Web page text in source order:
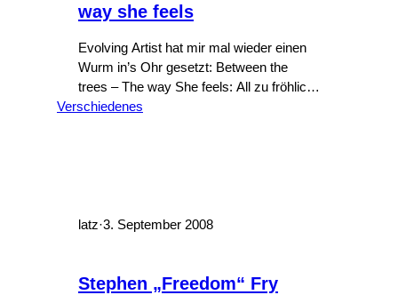
way she feels
Evolving Artist hat mir mal wieder einen
Wurm in’s Ohr gesetzt: Between the
trees – The way She feels: All zu fröhlich
sollte man den Text allerdings nicht
Verschiedenes
latz·3. September 2008
Stephen „Freedom“ Fry